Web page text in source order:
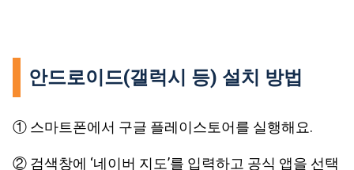
안드로이드(갤럭시 등) 설치 방법
① 스마트폰에서 구글 플레이스토어를 실행해요.
② 검색창에 ‘네이버 지도’를 입력하고 공식 앱을 선택